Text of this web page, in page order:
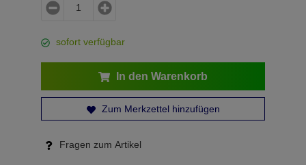
sofort verfügbar
In den Warenkorb
Zum Merkzettel hinzufügen
Fragen zum Artikel